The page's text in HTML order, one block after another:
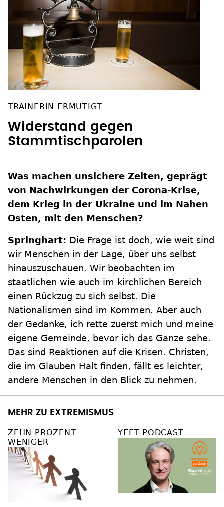
TRAINERIN ERMUTIGT
Widerstand gegen
Stammtischparolen
Was machen unsichere Zeiten, geprägt
von Nachwirkungen der Corona-Krise,
dem Krieg in der Ukraine und im Nahen
Osten, mit den Menschen?
Springhart: Die Frage ist doch, wie weit sind
wir Menschen in der Lage, über uns selbst
hinauszuschauen. Wir beobachten im
staatlichen wie auch im kirchlichen Bereich
einen Rückzug zu sich selbst. Die
Nationalismen sind im Kommen. Aber auch
der Gedanke, ich rette zuerst mich und meine
eigene Gemeinde, bevor ich das Ganze sehe.
Das sind Reaktionen auf die Krisen. Christen,
die im Glauben Halt finden, fällt es leichter,
andere Menschen in den Blick zu nehmen.
MEHR ZU EXTREMISMUS
ZEHN PROZENT
WENIGER
YEET-PODCAST